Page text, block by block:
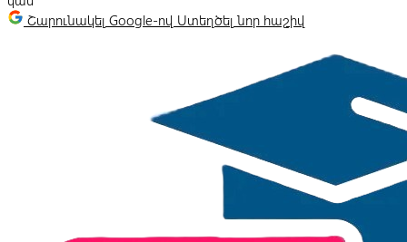
Շարունակել Google-ով Ստեղծել նոր հաշիվ